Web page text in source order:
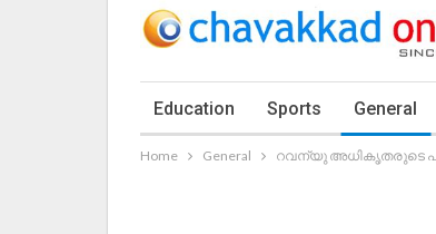
Education Sports General
Home General റവന്യു അധികൃതരുടെ